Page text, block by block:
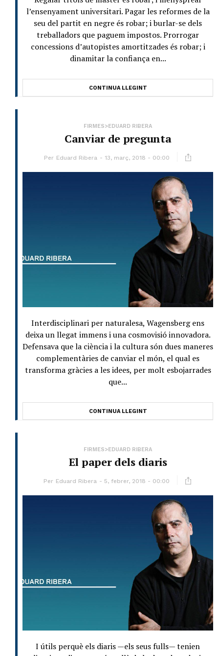
l’ensenyament universitari. Pagar les reformes de la
seu del partit en negre és robar; i burlar-se dels
treballadors que paguem impostos. Prorrogar
concessions d’autopistes amortitzades és robar; i
dinamitar la confiança en...
CONTINUA LLEGINT
FIRMES>EDUARD RIBERA
Canviar de pregunta
Per Eduard Ribera 13, març, 2018 - 00:00
Interdisciplinari per naturalesa, Wagensberg ens
deixa un llegat immens i una cosmovisió innovadora.
Defensava que la ciència i la cultura són dues maneres
complementàries de canviar el món, el qual es
transforma gràcies a les idees, per molt esbojarrades
que...
CONTINUA LLEGINT
FIRMES>EDUARD RIBERA
El paper dels diaris
Per Eduard Ribera 5, febrer, 2018 - 00:00
I útils perquè els diaris —els seus fulls— tenien